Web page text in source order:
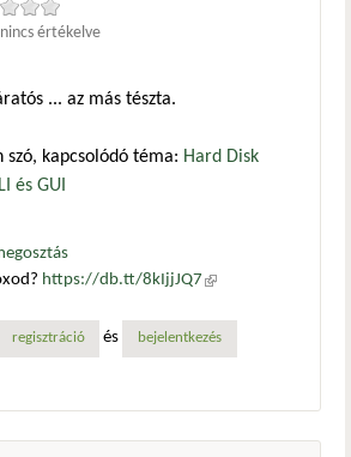
értékelve
... az más tészta.
kapcsolódó téma: Hard Disk
és GUI
https://db.tt/8kIjjJQ7 (külső
regisztráció és bejelentkezés